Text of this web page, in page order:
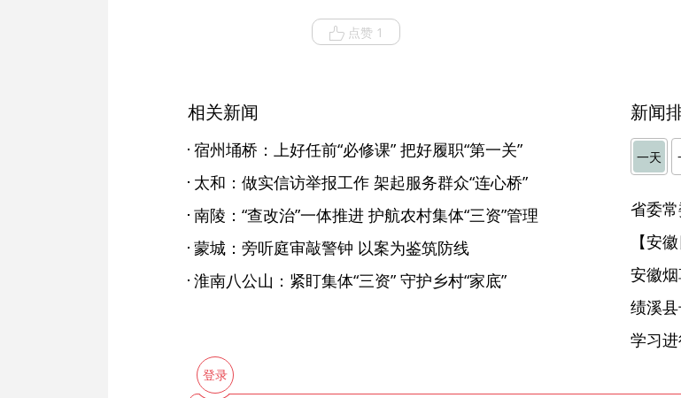
点赞 1
相关新闻
宿州埇桥：上好任前“必修课” 把好履职“第一关”
太和：做实信访举报工作 架起服务群众“连心桥”
南陵：“查改治”一体推进 护航农村集体“三资”管理
蒙城：旁听庭审敲警钟 以案为鉴筑防线
淮南八公山：紧盯集体“三资” 守护乡村“家底”
新闻
一天
【安
安徽
登录